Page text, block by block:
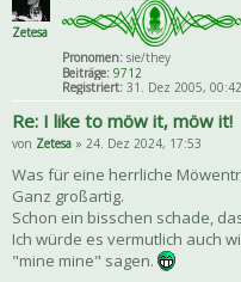
Zetesa
Pronomen: sie/they
Beiträge: 9712
Registriert: 31. Dez 2005, 00:42
Re: I like to möw it, möw it!
von Zetesa » 24. Dez 2024, 17:53
Was für eine herrliche
Ganz großartig.
Schon ein bisschen schade,
Ich würde es vermutlich auch
"mine mine" sagen.